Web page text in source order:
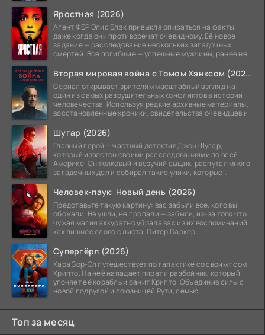
Яростная (2026)
Агент ФБР Элис Блэк привыкла опираться на факты,
даже когда они противоречат очевидному. Её новое
задание — расследование нескольких загадочных
смертей. Все погибшие — успешные мужчины, ранее не
Вторая мировая война с Томом Хэнксом (2026)
Сериал открывает зрителям масштабный взгляд на
один из самых разрушительных конфликтов в истории
человечества. Используя редкие архивные материалы,
восстановленные хроники, свидетельства очевидцев и
Шугар (2026)
Главный герой — частный детектив Джон Шугар,
который известен своими расследованиями по всей
Америке. Он толковый и везучий сыщик, распутал много
загадочных дел и собирал такие улики, которые
Человек-паук: Новый день (2026)
Представьте такую картину: вас забыли все, кого вы
обожали. Не ушли, не пропали — забыли, из-за того что
чужая магия аккуратно убрала вас из их воспоминаний,
как лишнее слово с листа. Питер Паркер
Супергёрл (2026)
Кара Зор-Эл путешествует по галактике со своим псом
Крипто. На неё нападает пират и разбойник, который
угоняет её корабль и ранит Крипто. Объединив силы с
новой подругой и союзницей Рути, семью
Топ за месяц